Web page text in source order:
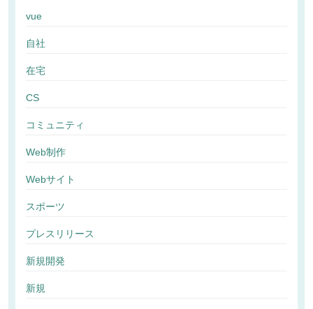
vue
自社
在宅
CS
コミュニティ
Web制作
Webサイト
スポーツ
プレスリリース
新規開発
新規